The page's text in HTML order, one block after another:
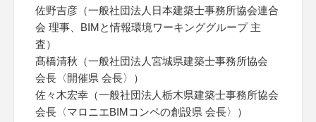
佐野吉彦（一般社団法人日本建築士事務所協会連合
会 理事、BIMと情報環境ワーキンググループ 主
査）
髙橋清秋（一般社団法人宮城県建築士事務所協会
会長〈開催県 会長〉）
佐々木宏幸（一般社団法人栃木県建築士事務所協会
会長〈マロニエBIMコンペの創設県 会長〉）